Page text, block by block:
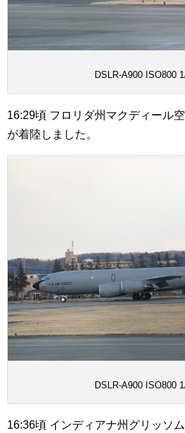
DSLR-A900 ISO800
16:29頃 フロリダ州マクディール
が着陸しました。
DSLR-A900 ISO800
16:36頃 インディアナ州グリッソ